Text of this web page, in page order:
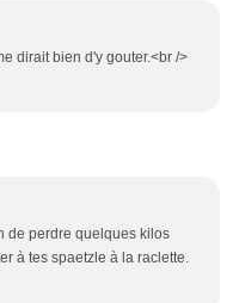
dirait bien d'y gouter.<br />
de perdre quelques kilos
à tes spaetzle à la raclette.